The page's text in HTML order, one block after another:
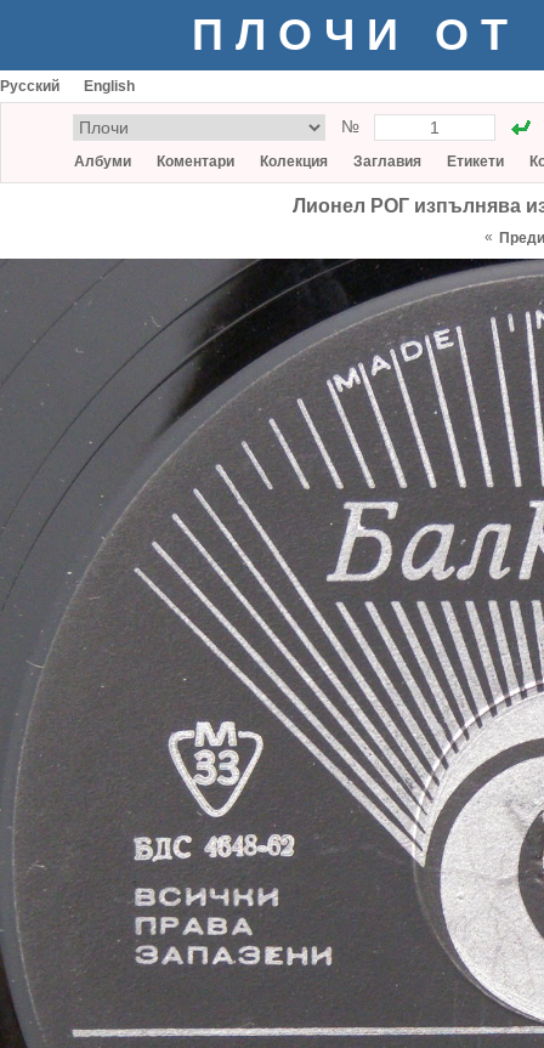
ПЛОЧИ ОТ
Русский English
№
Албуми Коментари Колекция Заглавия Етикети
Лионел РОГ изпълнява
«